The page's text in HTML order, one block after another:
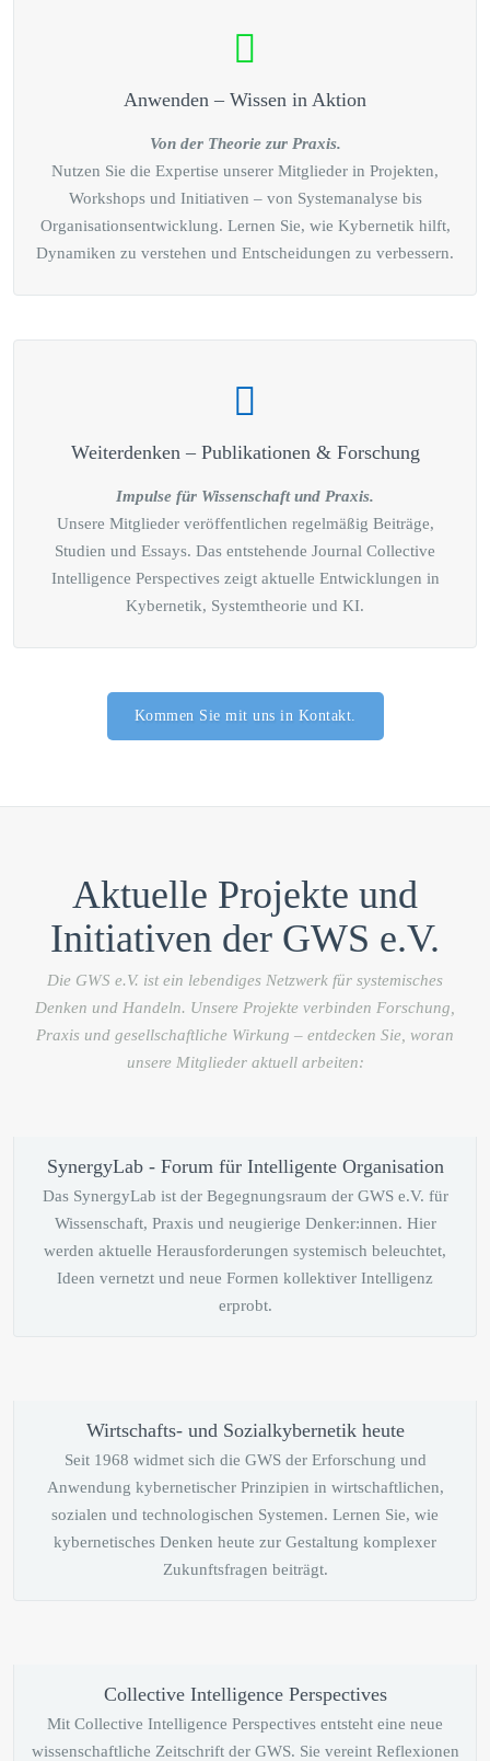
Anwenden – Wissen in Aktion
Von der Theorie zur Praxis.
Nutzen Sie die Expertise unserer Mitglieder in Projekten,
Workshops und Initiativen – von Systemanalyse bis
Organisationsentwicklung. Lernen Sie, wie Kybernetik hilft,
Dynamiken zu verstehen und Entscheidungen zu verbessern.
Weiterdenken – Publikationen & Forschung
Impulse für Wissenschaft und Praxis.
Unsere Mitglieder veröffentlichen regelmäßig Beiträge,
Studien und Essays. Das entstehende Journal Collective
Intelligence Perspectives zeigt aktuelle Entwicklungen in
Kybernetik, Systemtheorie und KI.
Kommen Sie mit uns in Kontakt.
Aktuelle Projekte und
Initiativen der GWS e.V.
Die GWS e.V. ist ein lebendiges Netzwerk für systemisches
Denken und Handeln. Unsere Projekte verbinden Forschung,
Praxis und gesellschaftliche Wirkung – entdecken Sie, woran
unsere Mitglieder aktuell arbeiten:
SynergyLab - Forum für Intelligente Organisation
Das SynergyLab ist der Begegnungsraum der GWS e.V. für
Wissenschaft, Praxis und neugierige Denker:innen. Hier
werden aktuelle Herausforderungen systemisch beleuchtet,
Ideen vernetzt und neue Formen kollektiver Intelligenz
erprobt.
Wirtschafts- und Sozialkybernetik heute
Seit 1968 widmet sich die GWS der Erforschung und
Anwendung kybernetischer Prinzipien in wirtschaftlichen,
sozialen und technologischen Systemen. Lernen Sie, wie
kybernetisches Denken heute zur Gestaltung komplexer
Zukunftsfragen beiträgt.
Collective Intelligence Perspectives
Mit Collective Intelligence Perspectives entsteht eine neue
wissenschaftliche Zeitschrift der GWS. Sie vereint Reflexionen